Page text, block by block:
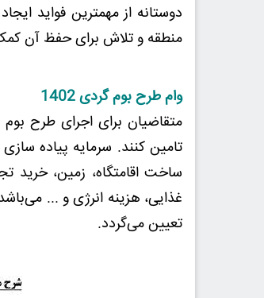
دوستانه از مهمترین فواید
منطقه و تلاش برای حفظ آن
وام طرح بوم گردی 1402
متقاضیان برای اجرای طرح بوم
تامین کنند. سرمایه پیاده
ساخت اقامتگاه، زمین، خرید
غذایی، هزینه انرژی و ...
تعیین می‌گردد.